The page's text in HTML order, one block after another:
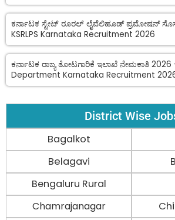
ಕರ್ನಾಟಕ ಸ್ಟೇಟ್ ರೂರಲ್ ಲೈವೆಲಿಹೂಡ್ ಪ್ರಮೋಷನ್
KSRLPS Karnataka Recruitment 2026
ಕರ್ನಾಟಕ ರಾಜ್ಯ ತೋಟಗಾರಿಕೆ ಇಲಾಖೆ ನೇಮಕಾತಿ
Department Karnataka Recruitment
District Wise
Bagalkot
Belagavi
Bengaluru Rural
Chamrajanagar